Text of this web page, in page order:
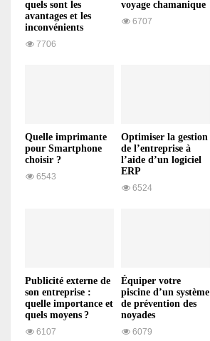
quels sont les
avantages et les
inconvénients
7706
voyage chamanique
6707
Quelle imprimante
pour Smartphone
choisir ?
6543
Optimiser la gestion
de l’entreprise à
l’aide d’un logiciel
ERP
6524
Publicité externe de
son entreprise :
quelle importance et
quels moyens ?
6107
Équiper votre
piscine d’un système
de prévention des
noyades
6079